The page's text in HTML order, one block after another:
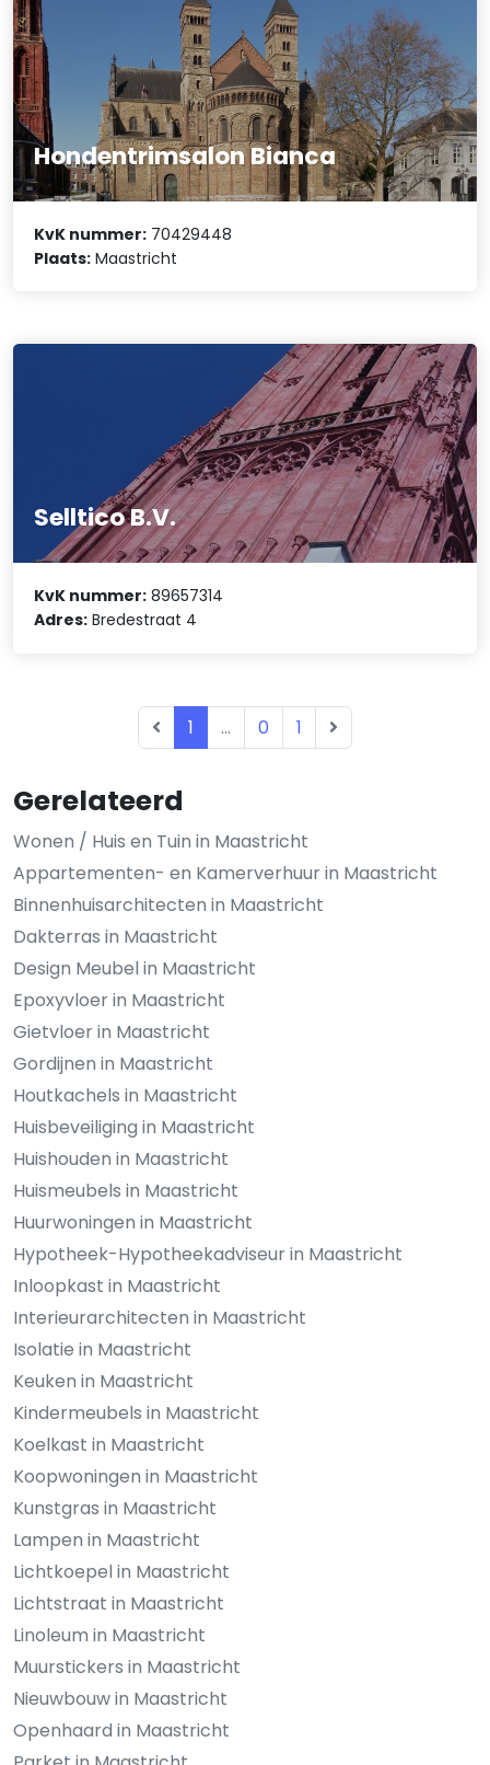
Gerelateerd
Wonen / Huis en Tuin in Maastricht
Appartementen- en Kamerverhuur in Maastricht
Binnenhuisarchitecten in Maastricht
Dakterras in Maastricht
Design Meubel in Maastricht
Epoxyvloer in Maastricht
Gietvloer in Maastricht
Gordijnen in Maastricht
Houtkachels in Maastricht
Huisbeveiliging in Maastricht
Huishouden in Maastricht
Huismeubels in Maastricht
Huurwoningen in Maastricht
Hypotheek-Hypotheekadviseur in Maastricht
Inloopkast in Maastricht
Interieurarchitecten in Maastricht
Isolatie in Maastricht
Keuken in Maastricht
Kindermeubels in Maastricht
Koelkast in Maastricht
Koopwoningen in Maastricht
Kunstgras in Maastricht
Lampen in Maastricht
Lichtkoepel in Maastricht
Lichtstraat in Maastricht
Linoleum in Maastricht
Muurstickers in Maastricht
Nieuwbouw in Maastricht
Openhaard in Maastricht
Hondentrimsalon Bianca
KvK nummer: 70429448
Plaats: Maastricht
Selltico B.V.
KvK nummer: 89657314
Adres: Bredestraat 4
1 ... 0 1